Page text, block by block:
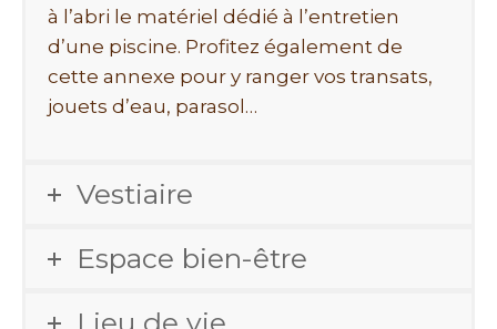
à l’abri le matériel dédié à l’entretien
d’une piscine. Profitez également de
cette annexe pour y ranger vos transats,
jouets d’eau, parasol…
Vestiaire
Espace bien-être